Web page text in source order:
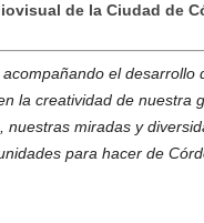
de la Ciudad de
acompañando el
la creatividad de nuestra
nuestras miradas y
para hacer de